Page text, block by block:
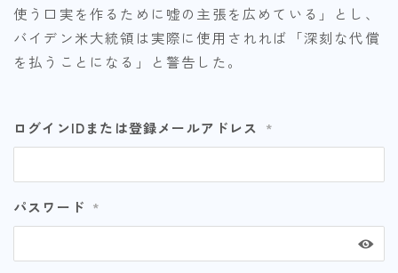
使う口実を作るために嘘の主張を広めている」とし、
バイデン米大統領は実際に使用されれば「深刻な代償
を払うことになる」と警告した。
ログインIDまたは登録メールアドレス *
パスワード *